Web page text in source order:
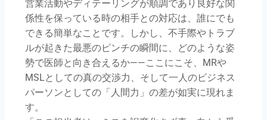
営業活動やディテーリングが順調であり良好な関
係性を保っている時の相手との対応は、誰にでも
できる簡単なことです。しかし、不手際やトラブ
ルが起きた最悪のピンチの瞬間に、どのような姿
勢で医師と向き合えるか——ここにこそ、MRや
MSLとしての真の交渉力、そして一人のビジネス
パーソンとしての「人間力」の差が如実に現れま
す。